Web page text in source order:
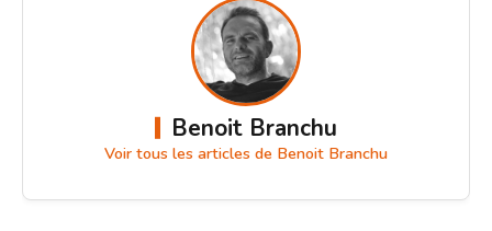
Benoit Branchu
Voir tous les articles de Benoit Branchu